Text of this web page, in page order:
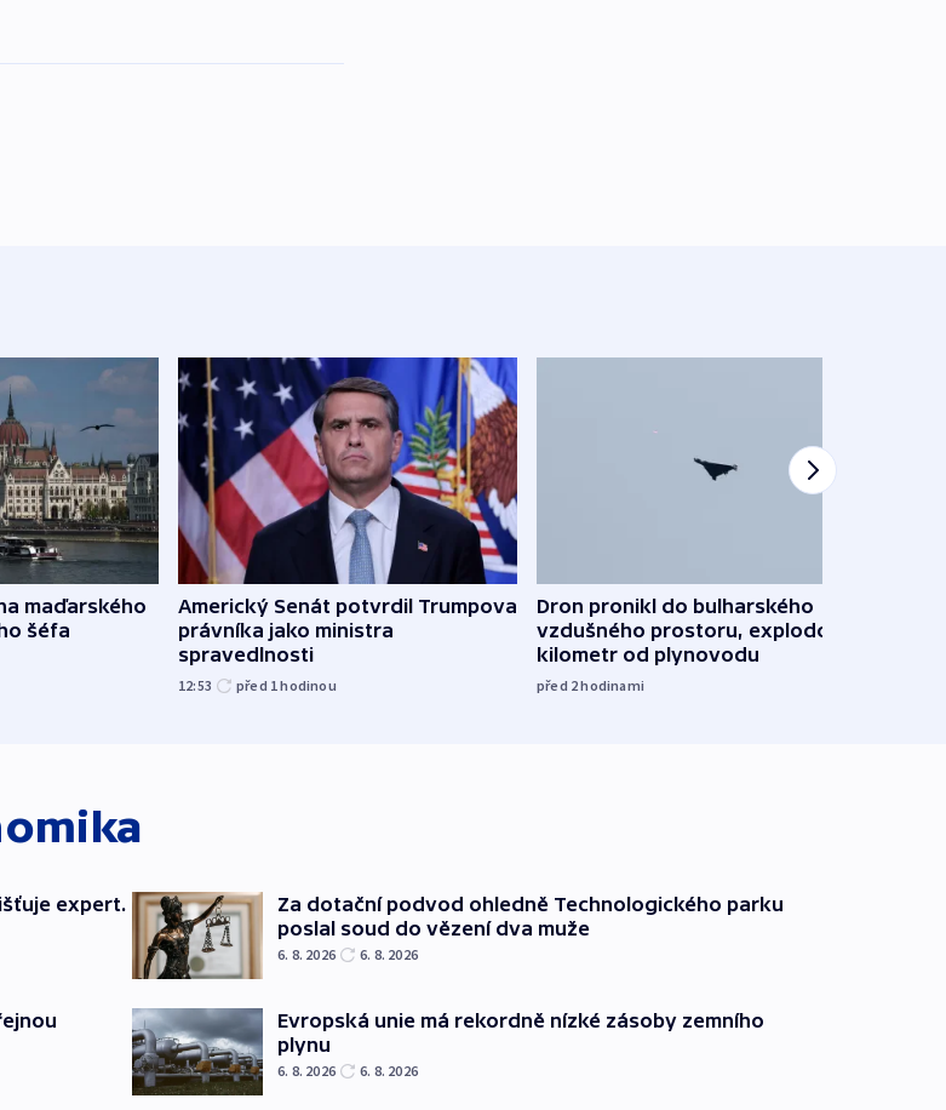
maďarského
šéfa
Americký Senát potvrdil Trumpova
právníka jako ministra
spravedlnosti
12:53 před 1hodinou
Dron pronikl do bulharského
vzdušného prostoru, explodoval
kilometr od plynovodu
před 2hodinami
expert.
Za dotační podvod ohledně Technologického parku
poslal soud do vězení dva muže
6. 8. 2026 6. 8. 2026
Evropská unie má rekordně nízké zásoby zemního
plynu
6. 8. 2026 6. 8. 2026